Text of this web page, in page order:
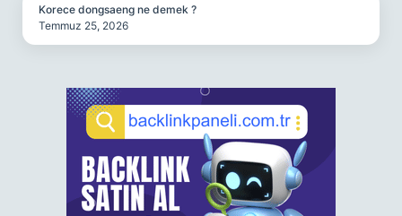
Korece dongsaeng ne demek ?
Temmuz 25, 2026